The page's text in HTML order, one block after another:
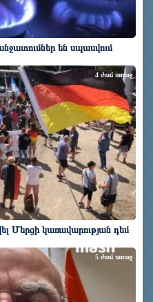
են սպասվում
Մերցի կառավարության դեմ
4 ժամ առաջ
5 ժամ առաջ